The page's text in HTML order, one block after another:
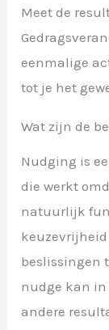
Meet de
eenmalige
tot je het
Wat zijn de
Nudging is
die werkt
natuurlijk
beslissingen
nudge kan
andere